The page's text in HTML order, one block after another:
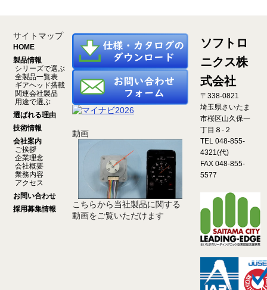
サイトマップ
HOME
製品情報
シリーズで選ぶ
全製品一覧表
ギアヘッド搭載
関連会社製品
用途で選ぶ
選ばれる理由
技術情報
会社案内
ご挨拶
企業理念
会社概要
業務内容
アクセス
お問い合わせ
採用募集情報
動画
こちらから当社製品に関する
動画をご覧いただけます
ソフトロ
ニクス株
式会社
〒338-0821
埼玉県さいたま
市桜区山久保一
丁目８-２
TEL 048-855-
4321(代)
FAX 048-855-
5577